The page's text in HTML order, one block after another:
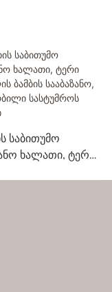
საბითუმო
ხალათი, ტერი